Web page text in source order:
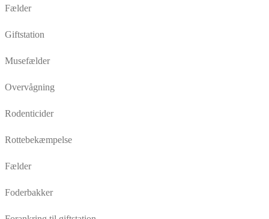
Fælder
Giftstation
Musefælder
Overvågning
Rodenticider
Rottebekæmpelse
Fælder
Foderbakker